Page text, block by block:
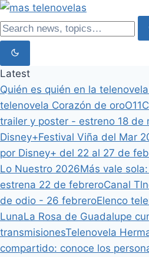
Latest
Quién es quién en la
telenovela Corazón de oro
trailer y poster - estreno 18 de
Disney+Festival Viña del Mar
por Disney+ del 22 al 27 de
Lo Nuestro 2026Más vale
estrena 22 de febreroCanal
de odio - 26 febreroElenco
LunaLa Rosa de Guadalupe
transmisionesTelenovela
compartido: conoce los